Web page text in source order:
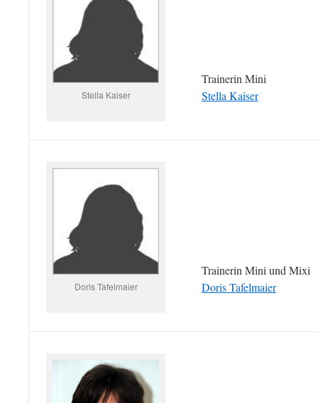
Stella Kaiser
Trainerin Mini
Stella Kaiser
Doris Tafelmaier
Trainerin Mini und Mixi
Doris Tafelmaier